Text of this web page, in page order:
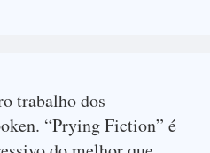
trabalho dos
“Prying Fiction” é